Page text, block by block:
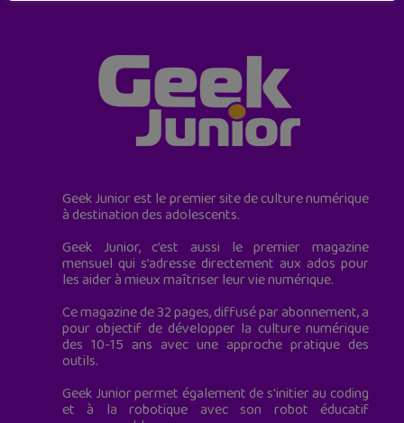
Geek Junior est le premier site de culture numérique
à destination des adolescents.
Geek Junior, c’est aussi le premier magazine
mensuel qui s’adresse directement aux ados pour
les aider à mieux maîtriser leur vie numérique.
Ce magazine de 32 pages, diffusé par abonnement, a
pour objectif de développer la culture numérique
des 10-15 ans avec une approche pratique des
outils.
Geek Junior permet également de s'initier au coding
et à la robotique avec son robot éducatif